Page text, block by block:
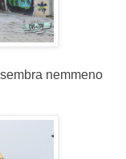
nemmeno